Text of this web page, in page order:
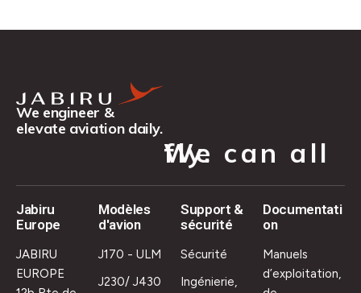
We engineer &
elevate aviation daily.
We can all fly.
Jabiru
Europe
JABIRU
EUROPE
Modèles
d'avion
J170 - ULM
J230/ J430
Support &
sécurité
Sécurité
Ingénierie,
Documentati
on
Manuels
d’exploitation,